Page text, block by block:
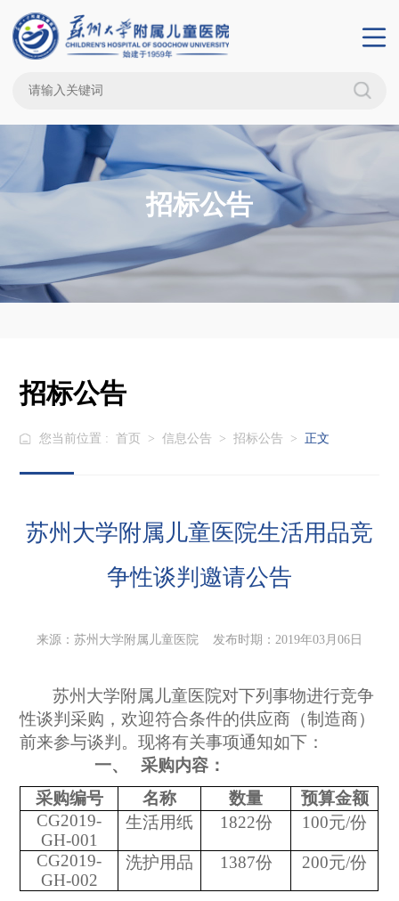
招标公告
招标公告
您当前位置 : 首页 > 信息公告 > 招标公告 > 正文
苏州大学附属儿童医院生活用品竞
争性谈判邀请公告
来源：苏州大学附属儿童医院 发布时期：2019年03月06日
苏州大学附属儿童医院对下列事物进行竞争
性谈判采购，欢迎符合条件的供应商（制造商）
前来参与谈判。现将有关事项通知如下：
一、
采购内容：
采购编号
名称 数量
预算金额
CG2019-
GH-001
生活用纸 1822份 100元/份
CG2019-
GH-002
洗护用品 1387份 200元/份